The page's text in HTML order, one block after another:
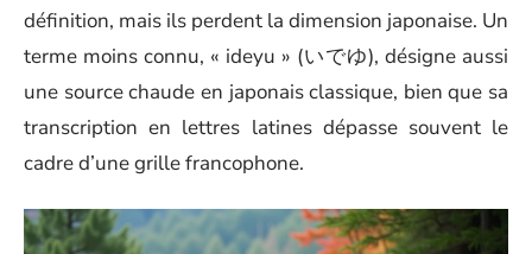
définition, mais ils perdent la dimension japonaise. Un
terme moins connu, « ideyu » (いでゆ), désigne aussi
une source chaude en japonais classique, bien que sa
transcription en lettres latines dépasse souvent le
cadre d’une grille francophone.